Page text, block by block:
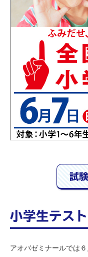
試
小学生テス
アオバゼミナールでは